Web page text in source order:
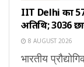
IIT Delhi का
अतिथि; 3036
8 AUGUST 2026
भारतीय